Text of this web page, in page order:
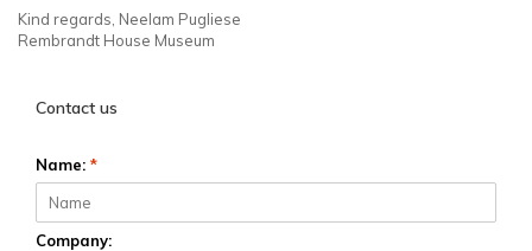
Kind regards, Neelam Pugliese
Rembrandt House Museum
Contact us
Name: *
Company: